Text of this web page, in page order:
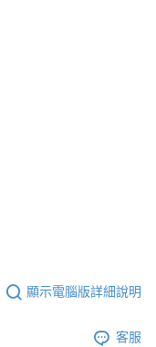
顯示電腦版詳細說明
客服